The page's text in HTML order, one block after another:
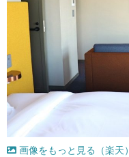
画像をもっと見る（楽天）